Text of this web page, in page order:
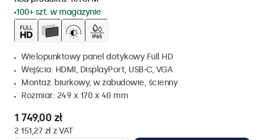
100+ szt. w magazynie
Wielopunktowy panel dotykowy Full HD
Wejścia: HDMI, DisplayPort, USB-C, VGA
Montaż: biurkowy, w zabudowie, ścienny
Rozmiar: 249 x 170 x 40 mm
1 749,00 zł
2 151,27 zł z VAT